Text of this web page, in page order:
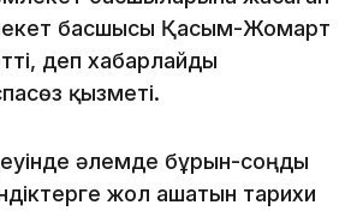
басшысы Қасым-Жомарт
деп хабарлайды
қызметі.
әлемде бұрын-соңды
жол ашатын тарихи